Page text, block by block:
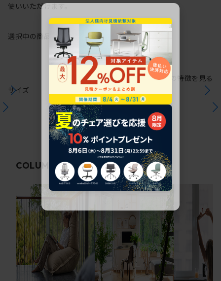
使いいただけます。
選択中の商品情報 保証 注意事項
サイズ
シリーズの特徴を見る
COLUMN関連コラム